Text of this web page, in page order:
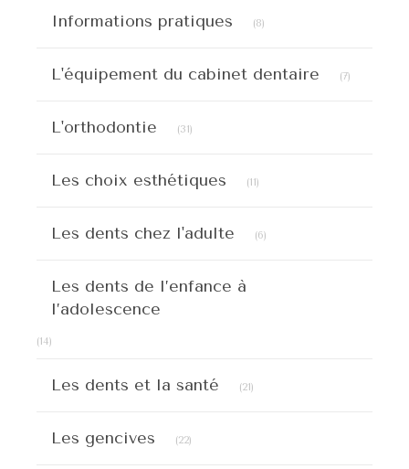
Informations pratiques (8)
L'équipement du cabinet dentaire (7)
L'orthodontie (31)
Les choix esthétiques (11)
Les dents chez l'adulte (6)
Les dents de l’enfance à
l’adolescence
(14)
Les dents et la santé (21)
Les gencives (22)